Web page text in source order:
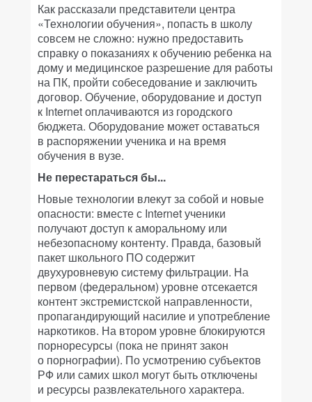
Как рассказали представители центра
«Технологии обучения», попасть в школу
совсем не сложно: нужно предоставить
справку о показаниях к обучению ребенка на
дому и медицинское разрешение для работы
на ПК, пройти собеседование и заключить
договор. Обучение, оборудование и доступ
к Internet оплачиваются из городского
бюджета. Оборудование может оставаться
в распоряжении ученика и на время
обучения в вузе.
Не перестараться бы...
Новые технологии влекут за собой и новые
опасности: вместе с Internet ученики
получают доступ к аморальному или
небезопасному контенту. Правда, базовый
пакет школьного ПО содержит
двухуровневую систему фильтрации. На
первом (федеральном) уровне отсекается
контент экстремистской направленности,
пропагандирующий насилие и употребление
наркотиков. На втором уровне блокируются
порноресурсы (пока не принят закон
о порнографии). По усмотрению субъектов
РФ или самих школ могут быть отключены
и ресурсы развлекательного характера.